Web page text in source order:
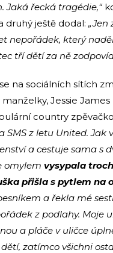
Jaká řecká tragédie,“
druhý ještě dodal: „Jen
nepořádek, který
tří dětí za ně
na sociálních sítích
Jessie
country
SMS z letu United. Jak
a cestuje sama s
omylem vysypala
přišla s pytlem na
a řekla mé
z podlahy. Moje
a pláče v uličce
zatímco všichni